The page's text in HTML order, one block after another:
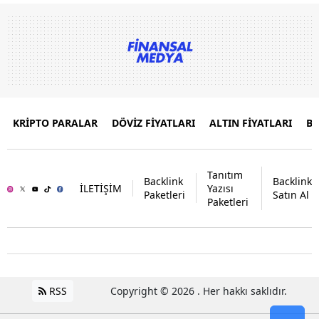
KRİPTO PARALAR DÖVİZ FİYATLARI ALTIN FİYATLARI
İLETİŞİM
Backlink
Paketleri
Tanıtım
Yazısı
Paketleri
Backlink
Satın Al
RSS Copyright © 2026 . Her hakkı saklıdır.